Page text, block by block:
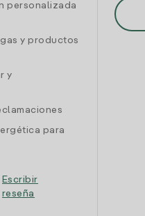
personalizada
y productos
y
para
Escribir
reseña